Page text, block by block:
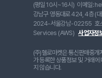
(평일 10시~16시) 이메일:
강남구 영동대로 424, 4층 (
2024-서울강남-02255 호
Services (AWS) 사업자정
(주)헬로마켓은 통신판매중
가 등록한 상품정보 및 거래에
지 않습니다.